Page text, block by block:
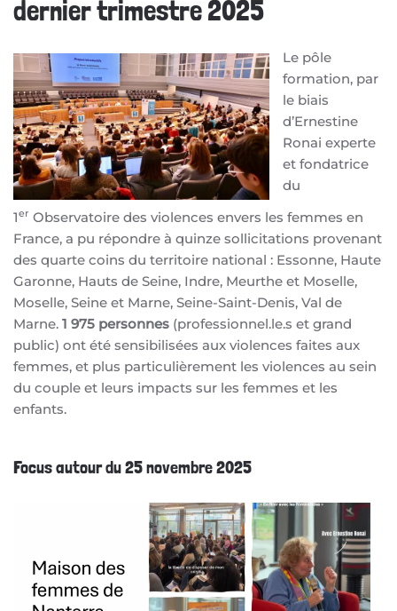
dernier trimestre 2025
Le pôle
formation, par
le biais
d’Ernestine
Ronai experte
et fondatrice
du
1er Observatoire des violences envers les femmes en
France, a pu répondre à quinze sollicitations provenant
des quarte coins du territoire national : Essonne, Haute
Garonne, Hauts de Seine, Indre, Meurthe et Moselle,
Moselle, Seine et Marne, Seine-Saint-Denis, Val de
Marne. 1 975 personnes (professionnel.le.s et grand
public) ont été sensibilisées aux violences faites aux
femmes, et plus particulièrement les violences au sein
du couple et leurs impacts sur les femmes et les
enfants.
Focus autour du 25 novembre 2025